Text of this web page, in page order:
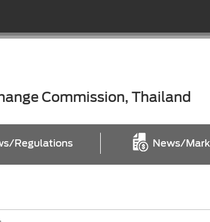
Commission, Thailand
Regulations News/